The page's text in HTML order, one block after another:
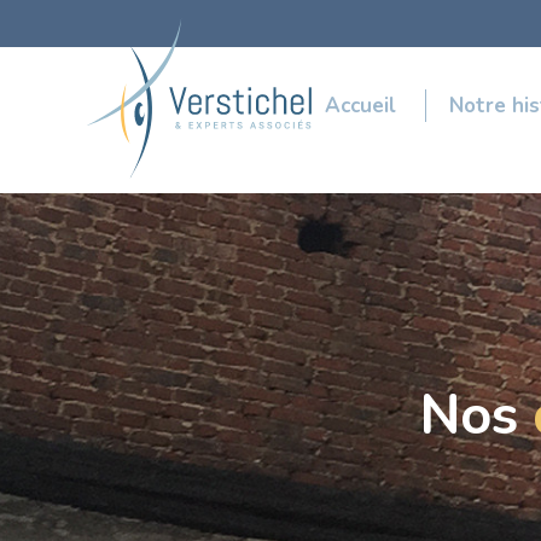
Menu
navigation
principal
Accueil Notre
Menu
des
réseaux
sociaux
Nos